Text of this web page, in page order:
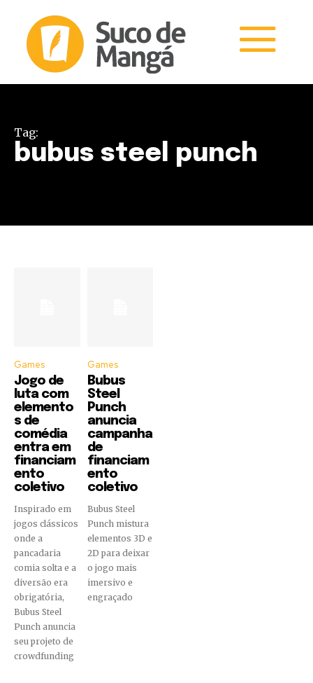
Tag:
bubus steel punch
Games
Jogo de
luta com
elemento
s de
comédia
entra em
financiam
ento
coletivo
Inspirado em
jogos clássicos
onde a
pancadaria
comia solta e a
diversão era
obrigatória,
Bubus Steel
Punch anuncia
seu projeto de
crowdfunding
Games
Bubus
Steel
Punch
anuncia
campanha
de
financiam
ento
coletivo
Bubus Steel
Punch mistura
elementos 3D e
2D para deixar
o jogo mais
imersivo e
engraçado